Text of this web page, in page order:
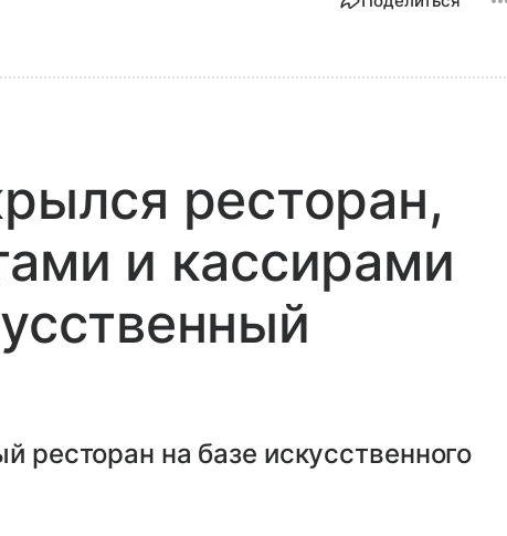
ресторан,
и кассирами
ресторан на базе искусственного